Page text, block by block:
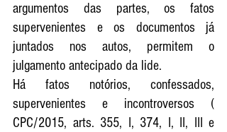
argumentos das partes, os fatos
supervenientes e os documentos já
juntados nos autos, permitem o
julgamento antecipado da lide.
Há fatos notórios, confessados,
supervenientes e incontroversos (
CPC/2015, arts. 355, I, 374, I, II, III e